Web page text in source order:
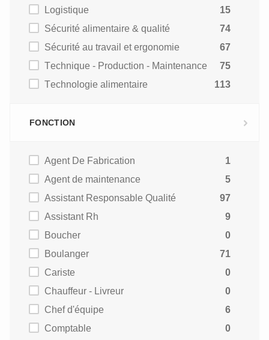
Logistique
15
Sécurité alimentaire & qualité
74
Sécurité au travail et ergonomie
67
Technique - Production - Maintenance
75
Technologie alimentaire
113
FONCTION
Agent De Fabrication
1
Agent de maintenance
5
Assistant Responsable Qualité
97
Assistant Rh
9
Boucher
0
Boulanger
71
Cariste
0
Chauffeur - Livreur
0
Chef d'équipe
6
Comptable
0